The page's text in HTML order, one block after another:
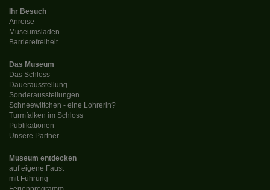
Ihr Besuch
Anreise
Museumsladen
Barrierefreiheit
Das Museum
Das Schloss
Dauerausstellung
Sonderausstellungen
Schneewittchen - eine Lohrerin?
Turmfalken im Schloss
Publikationen
Unsere Partner
Museum entdecken
auf eigene Faust
mit Führung